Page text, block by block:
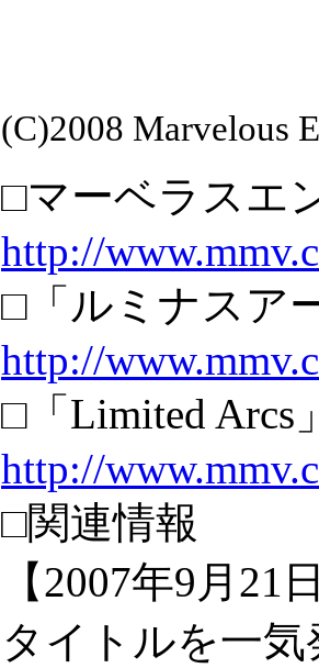
(C)2008 Marvelous
□マーベラスエ
http://
□「ルミナスア
http://
□「Limited Arcs
http://
□関連情報
【2007年9月
タイトルを一気